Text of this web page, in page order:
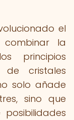
el
la
principios
de cristales
solo añade
sino que